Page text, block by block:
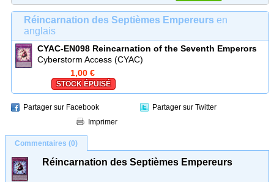
Réincarnation des Septièmes Empereurs en
anglais
CYAC-EN098 Reincarnation of the Seventh Emperors
Cyberstorm Access (CYAC)
1,00 €
STOCK ÉPUISÉ
Partager sur Facebook
Partager sur Twitter
Imprimer
Commentaires (0)
Réincarnation des Septièmes Empereurs